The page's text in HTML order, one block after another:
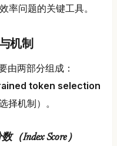
率问题的关键工具。
机制
由两部分组成：
token selection
择机制）。
（Index Score）